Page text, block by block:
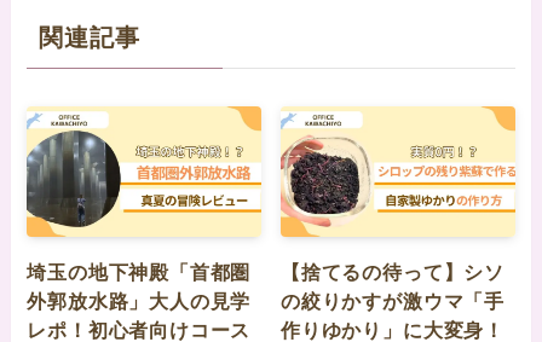
関連記事
埼玉の地下神殿「首都圏
外郭放水路」大人の見学
レポ！初心者向けコース
【捨てるの待って】シソ
の絞りかすが激ウマ「手
作りゆかり」に大変身！